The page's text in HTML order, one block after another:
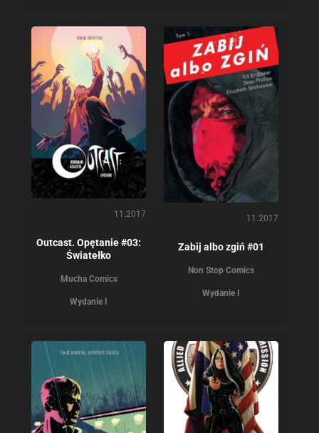
11.2017
Outcast. Opętanie #03:
Światełko
Mucha Comics
Wydanie I
11.2017
Zabij albo zgiń #01
Non Stop Comics
Wydanie I